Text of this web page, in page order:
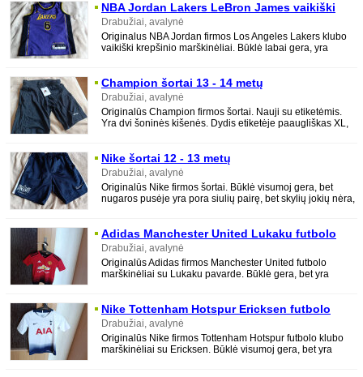
NBA Jordan Lakers LeBron James vaikiški
marškinėliai
Drabužiai, avalynė
Originalus NBA Jordan firmos Los Angeles Lakers klubo
vaikiški krepšinio marškinėliai. Būklė labai gera, yra
Champion šortai 13 - 14 metų
Drabužiai, avalynė
Originalūs Champion firmos šortai. Nauji su etiketėmis.
Yra dvi šoninės kišenės. Dydis etiketėje paaugliškas XL,
Nike šortai 12 - 13 metų
Drabužiai, avalynė
Originalūs Nike firmos šortai. Būklė visumoj gera, bet
nugaros pusėje yra pora siulių pairę, bet skylių jokių nėra,
Adidas Manchester United Lukaku futbolo
marškinėliai 7 - 8 metų
Drabužiai, avalynė
Originalūs Adidas firmos Manchester United futbolo
marškinėliai su Lukaku pavarde. Būklė gera, bet yra
Nike Tottenham Hotspur Ericksen futbolo
marškinėliai 10 - 12 metų
Drabužiai, avalynė
Originalūs Nike firmos Tottenham Hotspur futbolo klubo
marškinėliai su Ericksen. Būklė visumoj gera, bet yra